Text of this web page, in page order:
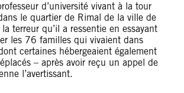
d’université vivant à la tour
le quartier de Rimal de la ville de
terreur qu’il a ressentie en essayant
les 76 familles qui vivaient dans
certaines hébergeaient également
– après avoir reçu un appel de
l’avertissant.